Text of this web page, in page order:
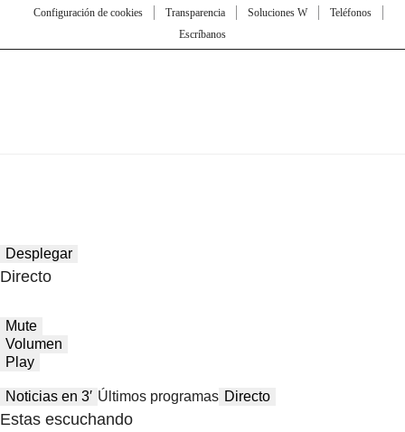
Configuración de cookies
Transparencia Soluciones W
Teléfonos
Escríbanos
Desplegar
Directo
Mute
Volumen
Play
Noticias en 3′ Últimos programas Directo
Estas escuchando